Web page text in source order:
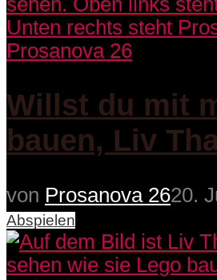
Prosanova 26
Willst du mit
bauen, Liv
von Prosanova 2620.
Abspielen